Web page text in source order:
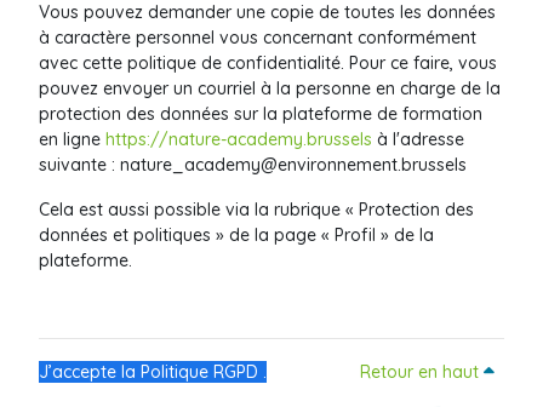
Vous pouvez demander une copie de toutes les données
à caractère personnel vous concernant conformément
avec cette politique de confidentialité. Pour ce faire, vous
pouvez envoyer un courriel à la personne en charge de la
protection des données sur la plateforme de formation
en ligne https://nature-academy.brussels à l'adresse
suivante : nature_academy@environnement.brussels
Cela est aussi possible via la rubrique « Protection des
données et politiques » de la page « Profil » de la
plateforme.
J’accepte la Politique RGPD . Retour en haut